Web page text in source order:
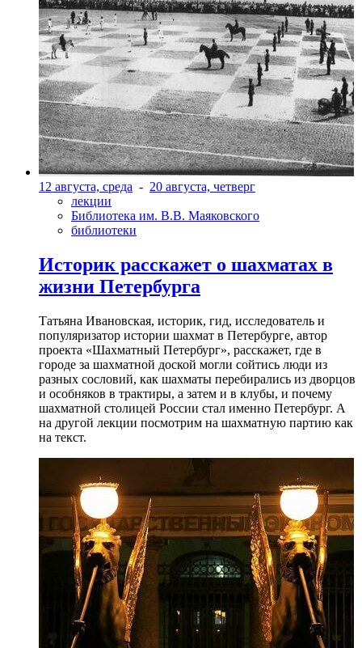
12 августа, среда - 20 августа, четверг
лекции
Библиотека им. В.В. Маяковского
библиотеки
Историк расскажет о шахматах в
жизни Петербурга
Татьяна Ивановская, историк, гид, исследователь и
популяризатор истории шахмат в Петербурге, автор
проекта «Шахматный Петербург», расскажет, где в
городе за шахматной доской могли сойтись люди из
разных сословий, как шахматы перебирались из дворцов
и особняков в трактиры, а затем и в клубы, и почему
шахматной столицей России стал именно Петербург. А
на другой лекции посмотрим на шахматную партию как
на текст.